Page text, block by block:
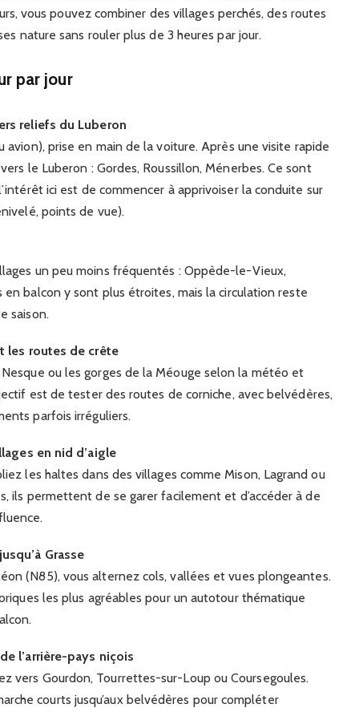
vous pouvez combiner des villages perchés, des routes
nature sans rouler plus de 3 heures par jour.
par jour
reliefs du Luberon
avion), prise en main de la voiture. Après une visite rapide
le Luberon : Gordes, Roussillon, Ménerbes. Ce sont
ici est de commencer à apprivoiser la conduite sur
points de vue).
un peu moins fréquentés : Oppède-le-Vieux,
en balcon y sont plus étroites, mais la circulation reste
saison.
les routes de crête
ou les gorges de la Méouge selon la météo et
est de tester des routes de corniche, avec belvédères,
parfois irréguliers.
en nid d’aigle
les haltes dans des villages comme Mison, Lagrand ou
ils permettent de se garer facilement et d’accéder à de
Grasse
(N85), vous alternez cols, vallées et vues plongeantes.
les plus agréables pour un autotour thématique
l’arrière-pays niçois
vers Gourdon, Tourrettes-sur-Loup ou Coursegoules.
courts jusqu’aux belvédères pour compléter